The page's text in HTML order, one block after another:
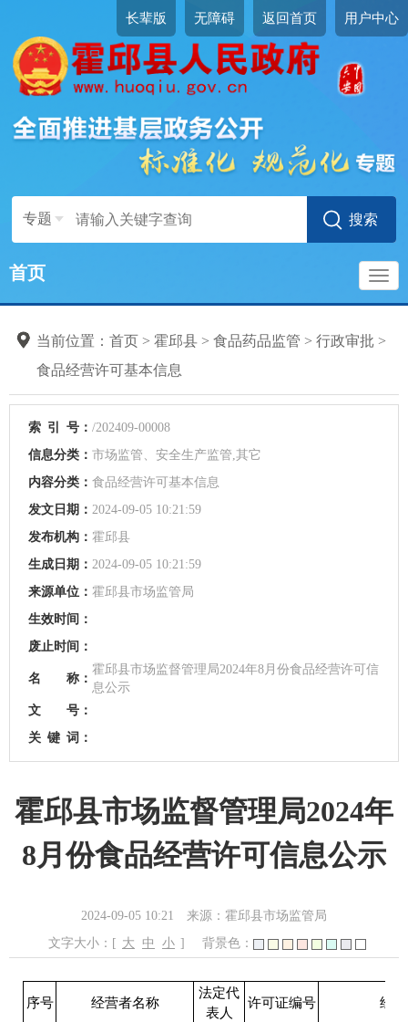
长辈版 无障碍 返回首页 用户中心
专题
首页
当前位置： 首页 > 霍邱县 > 食品药品监管 > 行政审批 >
食品经营许可基本信息
索 引 号： /202409-00008
信息分类： 市场监管、安全生产监管,其它
内容分类： 食品经营许可基本信息
发文日期： 2024-09-05 10:21:59
发布机构： 霍邱县
生成日期： 2024-09-05 10:21:59
来源单位： 霍邱县市场监管局
生效时间：
废止时间：
名 称：
霍邱县市场监督管理局2024年8月份食品经营许可信
息公示
文 号：
关 键 词：
霍邱县市场监督管理局2024年
8月份食品经营许可信息公示
2024-09-05 10:21
来源：霍邱县市场监管局
文字大小：[ 大 中 小 ] 背景色：
序号 经营者名称
法定代
表人
许可证编号 经